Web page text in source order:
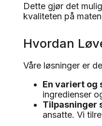
Dette gjør det
kvaliteten på
Hvordan
Våre løsninger er
En variert og
ingredienser
Tilpasninger
ansatte. Vi